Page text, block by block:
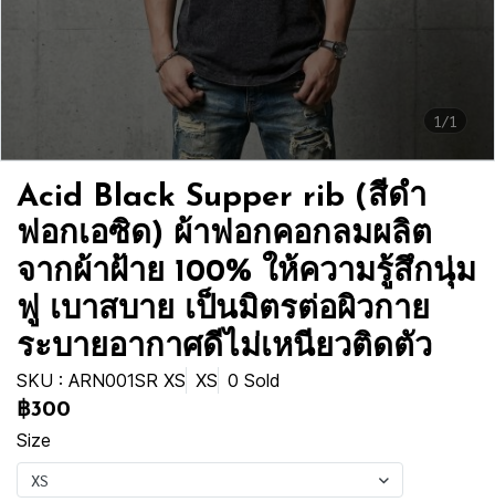
1/1
Acid Black Supper rib (สีดำ
ฟอกเอซิด) ผ้าฟอกคอกลมผลิต
จากผ้าฝ้าย 100% ให้ความรู้สึกนุ่ม
ฟู เบาสบาย เป็นมิตรต่อผิวกาย
ระบายอากาศดีไม่เหนียวติดตัว
SKU : ARN001SR XS XS 0 Sold
฿300
Size
XS